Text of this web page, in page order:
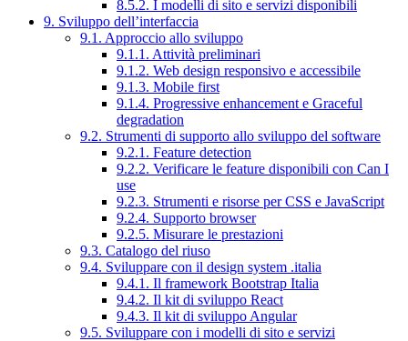
8.5.2. I modelli di sito e servizi disponibili
9. Sviluppo dell’interfaccia
9.1. Approccio allo sviluppo
9.1.1. Attività preliminari
9.1.2. Web design responsivo e accessibile
9.1.3. Mobile first
9.1.4. Progressive enhancement e Graceful
degradation
9.2. Strumenti di supporto allo sviluppo del software
9.2.1. Feature detection
9.2.2. Verificare le feature disponibili con Can I
use
9.2.3. Strumenti e risorse per CSS e JavaScript
9.2.4. Supporto browser
9.2.5. Misurare le prestazioni
9.3. Catalogo del riuso
9.4. Sviluppare con il design system .italia
9.4.1. Il framework Bootstrap Italia
9.4.2. Il kit di sviluppo React
9.4.3. Il kit di sviluppo Angular
9.5. Sviluppare con i modelli di sito e servizi